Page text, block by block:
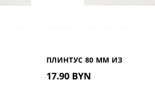
ПЛИНТУС 80 ММ ИЗ
ДЮРОПОЛИМЕРА UHD 01/
17.90 BYN